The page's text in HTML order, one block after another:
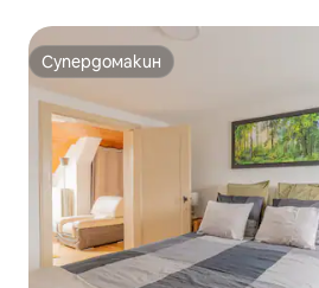
Супердомакин
Супердомакин